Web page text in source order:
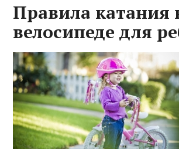
Правила катания
велосипеде для